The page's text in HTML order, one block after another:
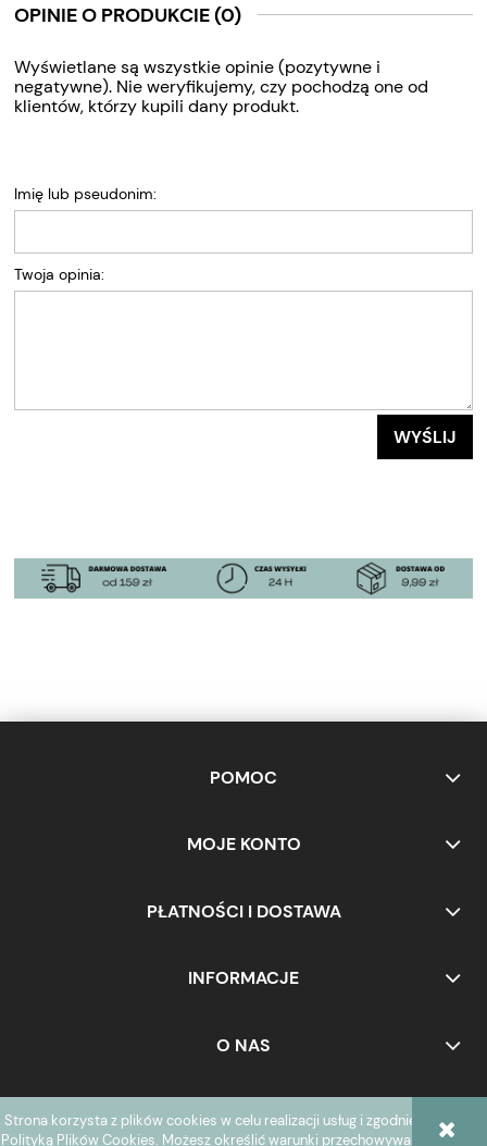
Strona korzysta z plików cookies w celu realizacji usług i zgodnie z
Polityką Plików Cookies. Możesz określić warunki przechowywania
OPINIE O PRODUKCIE (0)
Wyświetlane są wszystkie opinie (pozytywne i
negatywne). Nie weryfikujemy, czy pochodzą one od
klientów, którzy kupili dany produkt.
Imię lub pseudonim:
Twoja opinia:
WYŚLIJ
POMOC
MOJE KONTO
PŁATNOŚCI I DOSTAWA
INFORMACJE
O NAS
POKAŻ PEŁNĄ WERSJĘ STRONY